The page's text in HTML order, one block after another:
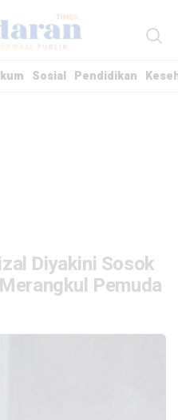
Sosial Pendidikan
Diyakini Sosok
Pemuda